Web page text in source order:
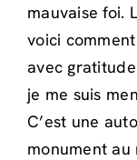
mauvaise foi.
voici
avec
je me suis
C’est une
monument